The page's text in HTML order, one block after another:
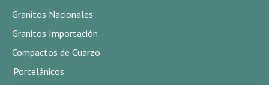
Granitos Nacionales
Granitos Importación
Compactos de Cuarzo
Porcelánicos